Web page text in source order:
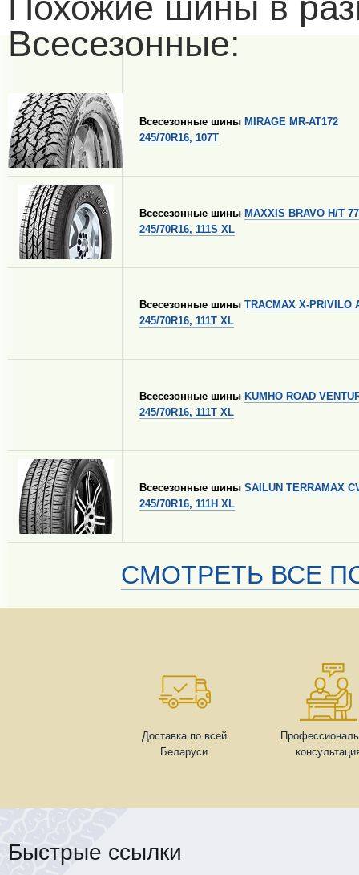
Всесезонные:
Всесезонные шины MIRAGE MR-AT172
245/70R16, 107T
Всесезонные шины MAXXIS BRAVO H/T
245/70R16, 111S XL
Всесезонные шины TRACMAX X-PRIVILO
245/70R16, 111T XL
Всесезонные шины KUMHO ROAD
245/70R16, 111T XL
Всесезонные шины SAILUN TERRAMAX
245/70R16, 111H XL
СМОТРЕТЬ ВСЕ
Доставка по всей
Беларуси
Быстрые ссылки